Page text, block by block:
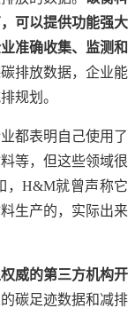
可以提供功能强大
准确收集、监测和
排放数据，企业能
规划。
业都表明自己使用了
等，但这些领域很
，H&M就曾声称它
生产的，实际出来
威的第三方机构开
碳足迹数据和减排